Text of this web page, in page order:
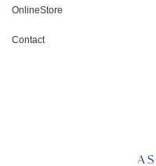
OnlineStore
Contact